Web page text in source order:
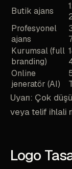
Butik ajans
Profesyonel
ajans
Kurumsal (full
branding)
Online
jeneratör (AI)
Uyarı: Çok
veya telif ihlali
Logo